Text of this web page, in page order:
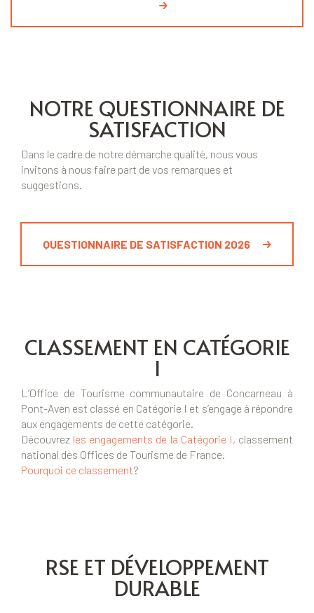
NOTRE QUESTIONNAIRE DE
SATISFACTION
Dans le cadre de notre démarche qualité, nous vous
invitons à nous faire part de vos remarques et
suggestions.
QUESTIONNAIRE DE SATISFACTION 2026
CLASSEMENT EN CATÉGORIE
I
L’Office de Tourisme communautaire de Concarneau à
Pont-Aven est classé en Catégorie I et s’engage à répondre
aux engagements de cette catégorie.
Découvrez les engagements de la Catégorie I, classement
national des Offices de Tourisme de France.
Pourquoi ce classement?
RSE ET DÉVELOPPEMENT
DURABLE